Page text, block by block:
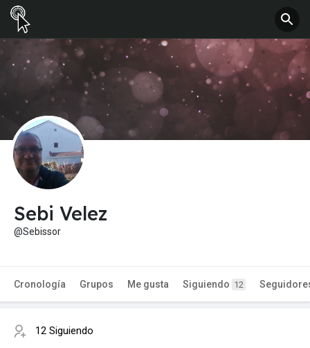
Sebi Velez
@Sebissor
Cronología Grupos Me gusta Siguiendo 12
12 Siguiendo